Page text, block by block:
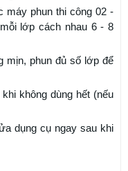
máy phun thi công 02 -
lớp cách nhau 6 - 8
mịn, phun đủ số lớp để
không dùng hết (nếu
dụng cụ ngay sau khi